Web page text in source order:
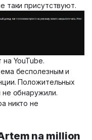
таки присутствуют.
YouTube.
бесполезным и
Положительных
обнаружили.
никто не
na million